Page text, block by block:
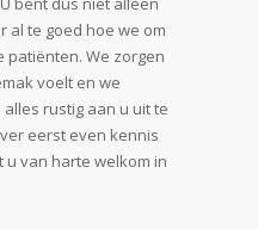
al te goed hoe we om
patiënten. We zorgen
voelt en we
rustig aan u uit te
eerst even kennis
u van harte welkom in